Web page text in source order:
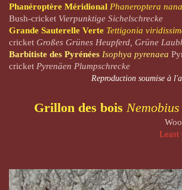
Phanéroptère Méridional Phaneroptera nana
Bush-cricket Vierpunktige Sichelschrecke
Grande Sauterelle Verte Tettigonia
cricket Großes Grünes Heupferd, Grüne
Barbitiste des Pyrénées Isophya pyrenaea
cricket Pyrenäen Plumpschrecke
Reproduction soumise à
Grillon des bois
Least